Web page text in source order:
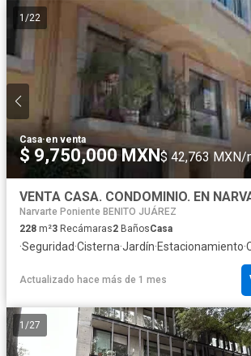
1 /22
Casa·en venta
$ 9,750,000 MXN$ 42,763 MXN/
VENTA CASA. CONDOMINIO. EN
Narvarte Poniente BENITO JUÁREZ
228 m²3 Recámaras2 BañosCasa
·Seguridad·Cisterna·Jardín·Estacionamiento·
Actualizado hace más de 1 mes
1 /27